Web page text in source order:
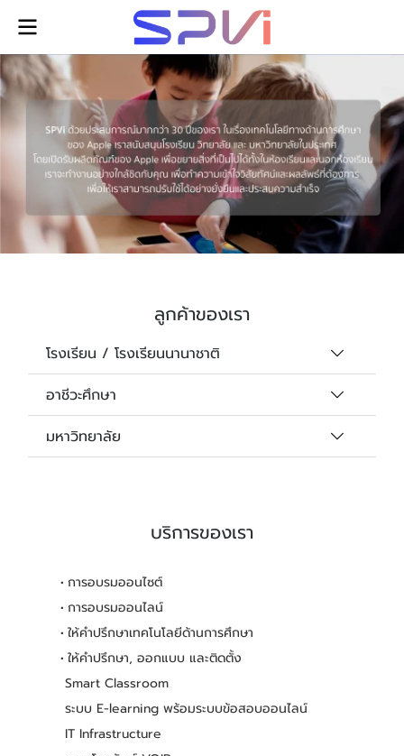
ลูกค้าของเรา
โรงเรียน / โรงเรียนนานาชาติ
อาชีวะศึกษา
มหาวิทยาลัย
บริการของเรา
การอบรมออนไซต์
การอบรมออนไลน์
ให้คำปรึกษาเทคโนโลยีด้านการศึกษา
ให้คำปรึกษา, ออกแบบ และติดตั้ง
Smart Classroom
ระบบ E-learning พร้อมระบบข้อสอบออนไลน์
IT Infrastructure